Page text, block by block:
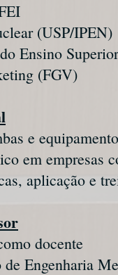
(USP/IPEN)
Ensino
(FGV)
e
em empresas
aplicação e
docente
Engenharia